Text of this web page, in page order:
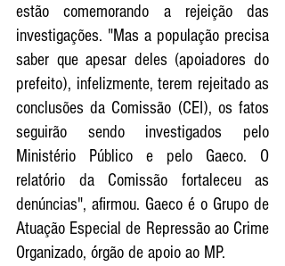
estão comemorando a rejeição das
investigações. "Mas a população precisa
saber que apesar deles (apoiadores do
prefeito), infelizmente, terem rejeitado as
conclusões da Comissão (CEI), os fatos
seguirão sendo investigados pelo
Ministério Público e pelo Gaeco. O
relatório da Comissão fortaleceu as
denúncias", afirmou. Gaeco é o Grupo de
Atuação Especial de Repressão ao Crime
Organizado, órgão de apoio ao MP.